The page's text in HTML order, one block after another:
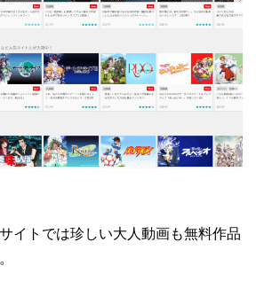
イトでは珍しい大人動画も無料作品